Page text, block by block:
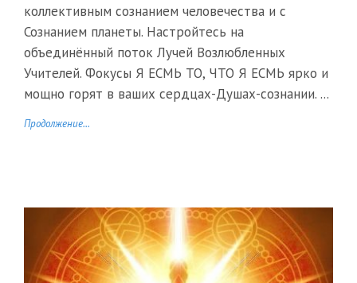
коллективным сознанием человечества и с
Сознанием планеты. Настройтесь на
объединённый поток Лучей Возлюбленных
Учителей. Фокусы Я ЕСМЬ ТО, ЧТО Я ЕСМЬ ярко и
мощно горят в ваших сердцах-Душах-сознании. ...
Продолжение...